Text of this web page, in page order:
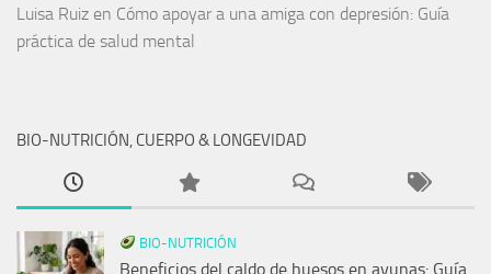
Luisa Ruiz en Cómo apoyar a una amiga con depresión: Guía
práctica de salud mental
BIO-NUTRICIÓN, CUERPO & LONGEVIDAD
BIO-NUTRICIÓN
Beneficios del caldo de huesos en ayunas: Guía